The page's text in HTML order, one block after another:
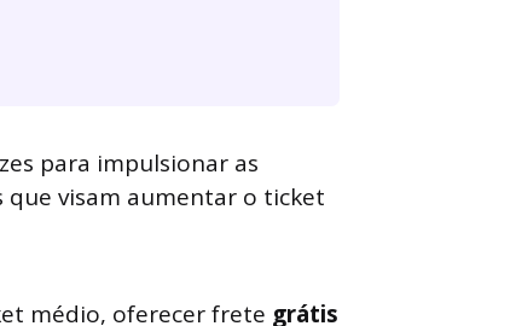
para impulsionar as
visam aumentar o ticket
médio, oferecer frete grátis